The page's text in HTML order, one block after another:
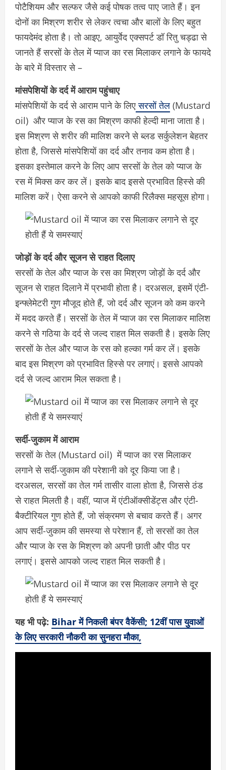
पोटैशियम और सल्फर जैसे कई पोषक तत्व पाए जाते हैं। इन
दोनों का मिश्रण शरीर से लेकर त्वचा और बालों के लिए बहुत
फायदेमंद होता है। तो आइए, आयुर्वेद एक्सपर्ट डॉ रितु चड्ढा से
जानते हैं सरसों के तेल में प्याज का रस मिलाकर लगाने के फायदे
के बारे में विस्तार से –
मांसपेशियों के दर्द में आराम पहुंचाए
मांसपेशियों के दर्द से आराम पाने के लिएसरसों तेल (Mustard
oil) और प्याज के रस का मिश्रण काफी हेल्दी माना जाता है।
इस मिश्रण से शरीर की मालिश करने से ब्लड सर्कुलेशन बेहतर
होता है, जिससे मांसपेशियों का दर्द और तनाव कम होता है।
इसका इस्तेमाल करने के लिए आप सरसों के तेल को प्याज के
रस में मिक्स कर कर लें। इसके बाद इससे प्रभावित हिस्से की
मालिश करें। ऐसा करने से आपको काफी रिलैक्स महसूस होगा।
जोड़ों के दर्द और सूजन से राहत दिलाए
सरसों के तेल और प्याज के रस का मिश्रण जोड़ों के दर्द और
सूजन से राहत दिलाने में प्रभावी होता है। दरअसल, इसमें एंटी-
इन्फ्लेमेटरी गुण मौजूद होते हैं, जो दर्द और सूजन को कम करने
में मदद करते हैं। सरसों के तेल में प्याज का रस मिलाकर मालिश
करने से गठिया के दर्द से जल्द राहत मिल सकती है। इसके लिए
सरसों के तेल और प्याज के रस को हल्का गर्म कर लें। इसके
बाद इस मिश्रण को प्रभावित हिस्से पर लगाएं। इससे आपको
दर्द से जल्द आराम मिल सकता है।
सर्दी-जुकाम में आराम
सरसों के तेल (Mustard oil) में प्याज का रस मिलाकर
लगाने से सर्दी-जुकाम की परेशानी को दूर किया जा है।
दरअसल, सरसों का तेल गर्म तासीर वाला होता है, जिससे ठंड
से राहत मिलती है। वहीं, प्याज में एंटीऑक्सीडेंट्स और एंटी-
बैक्टीरियल गुण होते हैं, जो संक्रमण से बचाव करते हैं। अगर
आप सर्दी-जुकाम की समस्या से परेशान हैं, तो सरसों का तेल
और प्याज के रस के मिश्रण को अपनी छाती और पीठ पर
लगाएं। इससे आपको जल्द राहत मिल सकती है।
यह भी पढ़े: Bihar में निकली बंपर वैकेंसी; 12वीं पास युवाओं
के लिए सरकारी नौकरी का सुनहरा मौका,